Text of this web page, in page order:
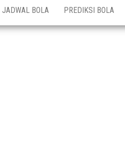
JADWAL BOLA PREDIKSI BOLA